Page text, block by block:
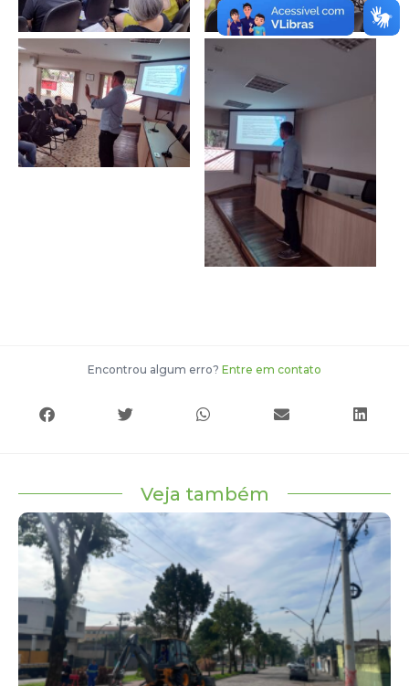
Encontrou algum erro? Entre em contato
Veja também